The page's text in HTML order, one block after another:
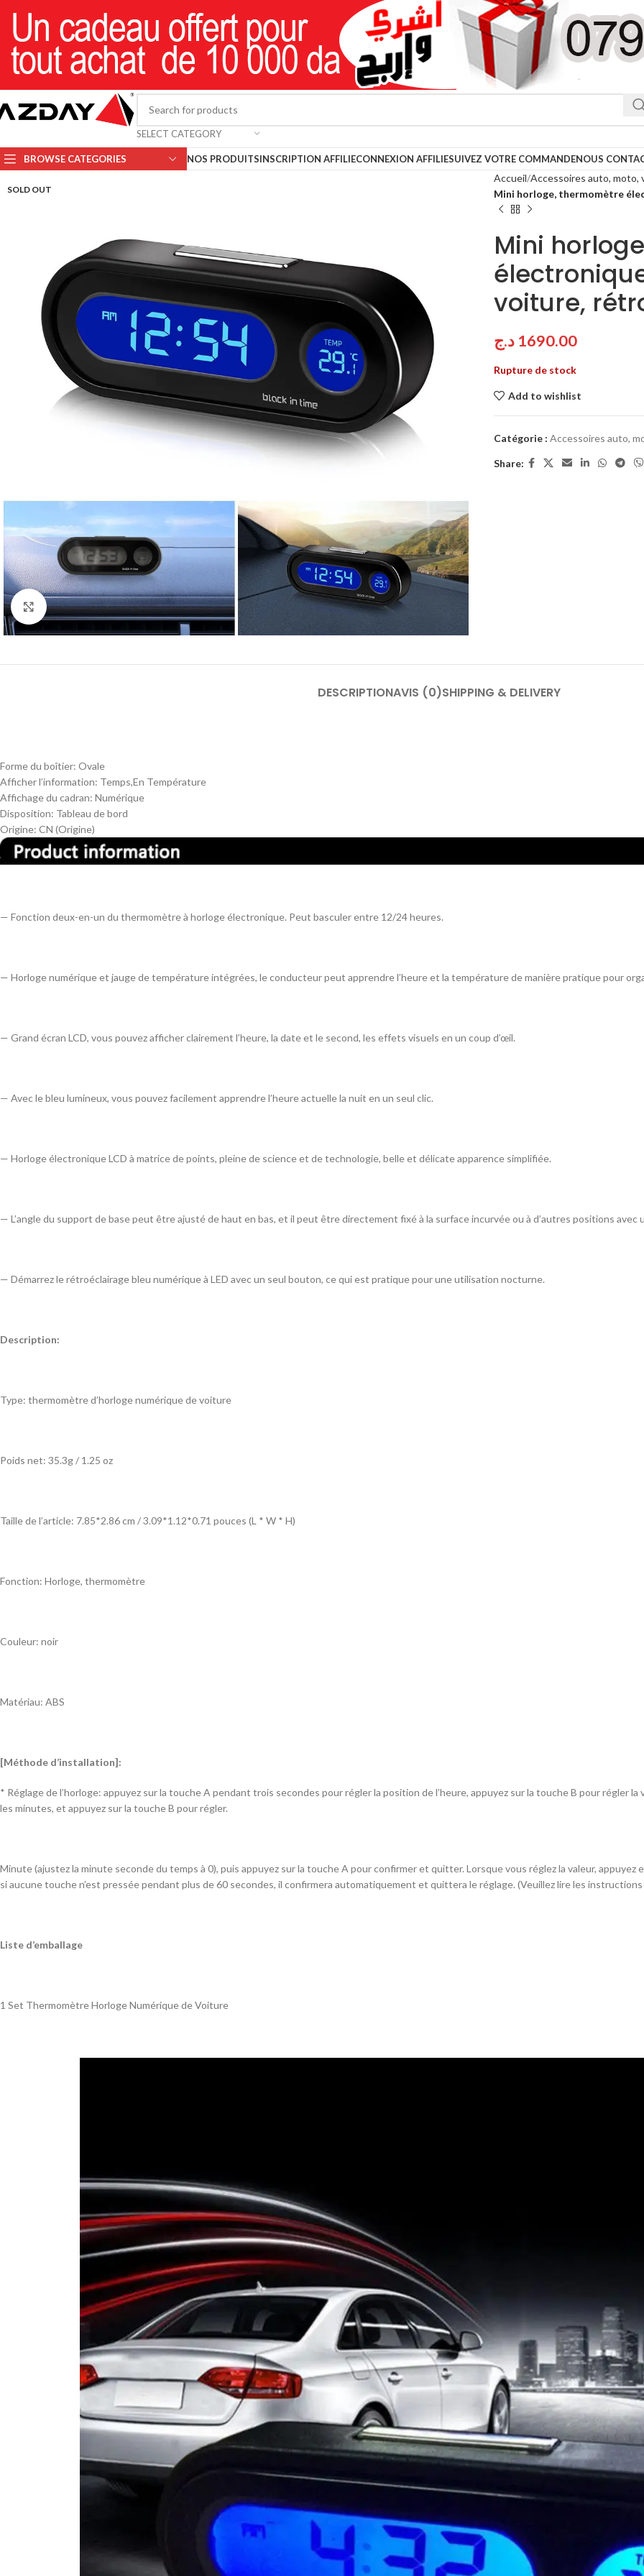
SELECT CATEGORY
BROWSE CATEGORIES NOS PRODUITSINSCRIPTION AFFILIECONNEXION AFFILIESUIVEZ VOTRE COMMANDENOUS
SOLD OUT
Click to enlarge
Accueil Accessoires auto, moto,
Mini horloge, thermomètre
Mini
voiture,
1690.00 د.ج
Rupture de stock
Add to wishlist
Catégorie : Accessoires auto,
Share:
DESCRIPTIONAVIS (0)SHIPPING & DELIVERY
Forme du boîtier: Ovale
Afficher l’information: Temps,En Température
Affichage du cadran: Numérique
Disposition: Tableau de bord
Origine: CN (Origine)
— Fonction deux-en-un du thermomètre à horloge électronique. Peut basculer entre 12/24 heures.
— Horloge numérique et jauge de température intégrées, le conducteur peut apprendre l’heure et la température de manière pratique pour
— Grand écran LCD, vous pouvez afficher clairement l’heure, la date et le second, les effets visuels en un coup d’œil.
— Avec le bleu lumineux, vous pouvez facilement apprendre l’heure actuelle la nuit en un seul clic.
— Horloge électronique LCD à matrice de points, pleine de science et de technologie, belle et délicate apparence simplifiée.
— L’angle du support de base peut être ajusté de haut en bas, et il peut être directement fixé à la surface incurvée ou à d’autres positions avec
— Démarrez le rétroéclairage bleu numérique à LED avec un seul bouton, ce qui est pratique pour une utilisation nocturne.
Description:
Type: thermomètre d’horloge numérique de voiture
Poids net: 35.3g / 1.25 oz
Taille de l’article: 7.85*2.86 cm / 3.09*1.12*0.71 pouces (L * W * H)
Fonction: Horloge, thermomètre
Couleur: noir
Matériau: ABS
[Méthode d’installation]:
* Réglage de l’horloge: appuyez sur la touche A pendant trois secondes pour régler la position de l’heure, appuyez sur la touche B pour régler
les minutes, et appuyez sur la touche B pour régler.
Minute (ajustez la minute seconde du temps à 0), puis appuyez sur la touche A pour confirmer et quitter. Lorsque vous réglez la valeur, appuyez
si aucune touche n’est pressée pendant plus de 60 secondes, il confirmera automatiquement et quittera le réglage. (Veuillez lire les
Liste d’emballage
1 Set Thermomètre Horloge Numérique de Voiture